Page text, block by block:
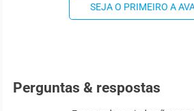
SEJA O PRIMEIRO A
Perguntas & respostas